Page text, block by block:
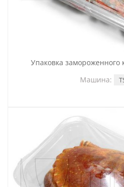
Упаковка замороженного
Машина: